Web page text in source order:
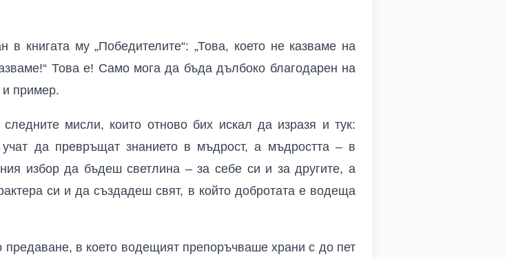
книгата му „Победителите“: „Това, което не казваме на
Това е! Само мога да бъда дълбоко благодарен на
и пример.
мисли, които отново бих искал да изразя и тук:
да превръщат знанието в мъдрост, а мъдростта – в
избор да бъдеш светлина – за себе си и за другите, а
си и да създадеш свят, в който добротата е водеща
в което водещият препоръчваше храни с до пет